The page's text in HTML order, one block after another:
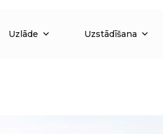
Uzlāde Uzstādīšana